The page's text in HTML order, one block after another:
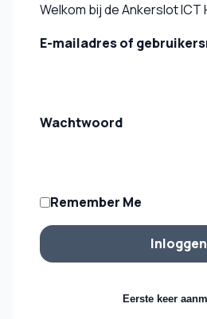
Welkom bij de Ankerslot ICT
E-mailadres of
Wachtwoord
Remember Me
Eerste keer